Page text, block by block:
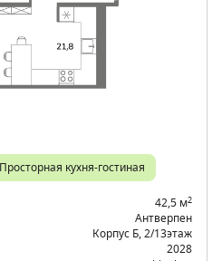
Объект месяца
Просторная кухня-гостиная
42,5 м2
Антверпен
Корпус Б 2/13этаж
2028